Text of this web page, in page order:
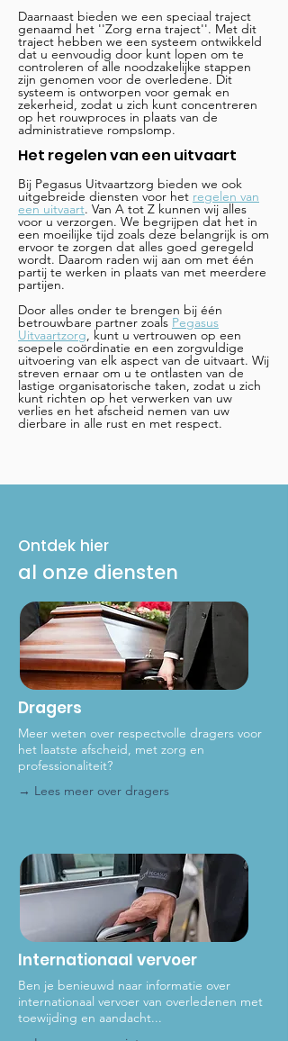
Daarnaast bieden we een speciaal traject
genaamd het ''Zorg erna traject''. Met dit
traject hebben we een systeem ontwikkeld
dat u eenvoudig door kunt lopen om te
controleren of alle noodzakelijke stappen
zijn genomen voor de overledene. Dit
systeem is ontworpen voor gemak en
zekerheid, zodat u zich kunt concentreren
op het rouwproces in plaats van de
administratieve rompslomp.
Het regelen van een uitvaart
Bij Pegasus Uitvaartzorg bieden we ook
uitgebreide diensten voor het regelen van
een uitvaart. Van A tot Z kunnen wij alles
voor u verzorgen. We begrijpen dat het in
een moeilijke tijd zoals deze belangrijk is om
ervoor te zorgen dat alles goed geregeld
wordt. Daarom raden wij aan om met één
partij te werken in plaats van met meerdere
partijen.
Door alles onder te brengen bij één
betrouwbare partner zoals Pegasus
Uitvaartzorg, kunt u vertrouwen op een
soepele coördinatie en een zorgvuldige
uitvoering van elk aspect van de uitvaart. Wij
streven ernaar om u te ontlasten van de
lastige organisatorische taken, zodat u zich
kunt richten op het verwerken van uw
verlies en het afscheid nemen van uw
dierbare in alle rust en met respect.
Ontdek hier
al onze diensten
Dragers
Meer weten over respectvolle dragers voor
het laatste afscheid, met zorg en
professionaliteit?
→ Lees meer over dragers
Internationaal vervoer
Ben je benieuwd naar informatie over
internationaal vervoer van overledenen met
toewijding en aandacht...